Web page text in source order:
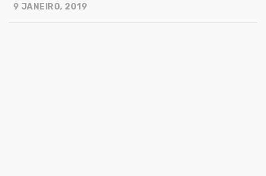
9 JANEIRO, 2019